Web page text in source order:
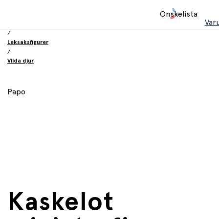
Önskelista
/
Leksaksfigurer
/
Vilda djur
Papo
Kaskelot